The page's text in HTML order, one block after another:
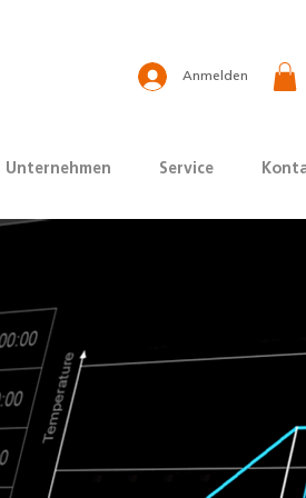
Anmelden
Unternehmen Service